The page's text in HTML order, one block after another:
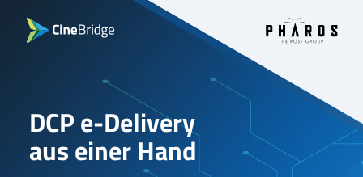
DCP e-Delivery
aus einer Hand